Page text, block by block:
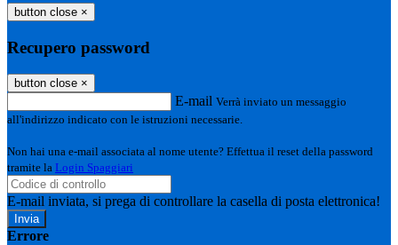
button close ×
Recupero password
button close ×
E-mail Verrà inviato un messaggio
all'indirizzo indicato con le istruzioni necessarie.
Non hai una e-mail associata al nome utente? Effettua il reset della password
tramite la Login Spaggiari
E-mail inviata, si prega di controllare la casella di posta elettronica!
Errore